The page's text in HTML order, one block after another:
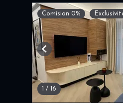
Comision 0%
1 / 16
Previous